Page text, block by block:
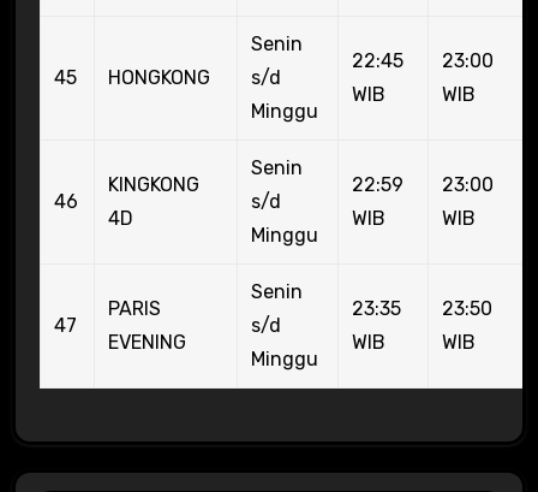
45 HONGKONG
Senin
s/d
Minggu
22:45
WIB
23:00
WIB
46
KINGKONG
4D
Senin
s/d
Minggu
22:59
WIB
23:00
WIB
47
PARIS
EVENING
Senin
s/d
Minggu
23:35
WIB
23:50
WIB